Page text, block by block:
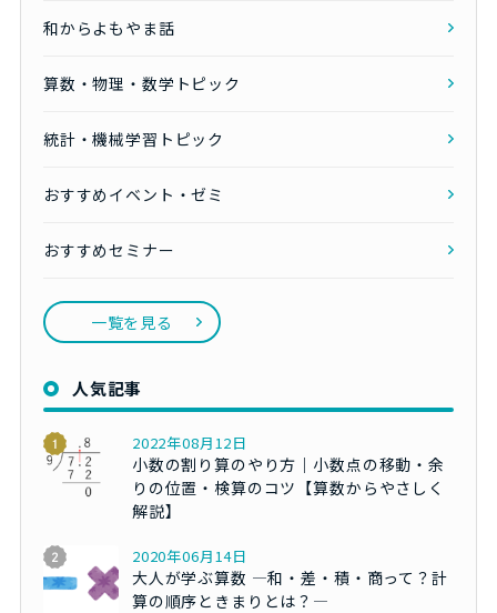
和からよもやま話
算数・物理・数学トピック
統計・機械学習トピック
おすすめイベント・ゼミ
おすすめセミナー
一覧を見る
人気記事
2022年08月12日
小数の割り算のやり方｜小数点の移動・余
りの位置・検算のコツ【算数からやさしく
解説】
2020年06月14日
大人が学ぶ算数 ―和・差・積・商って？計
算の順序ときまりとは？―